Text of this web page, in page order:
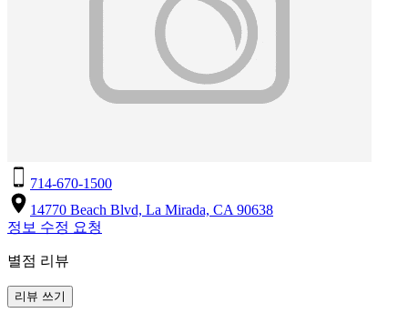
714-670-1500
14770 Beach Blvd, La Mirada, CA 90638
정보 수정 요청
별점 리뷰
리뷰 쓰기